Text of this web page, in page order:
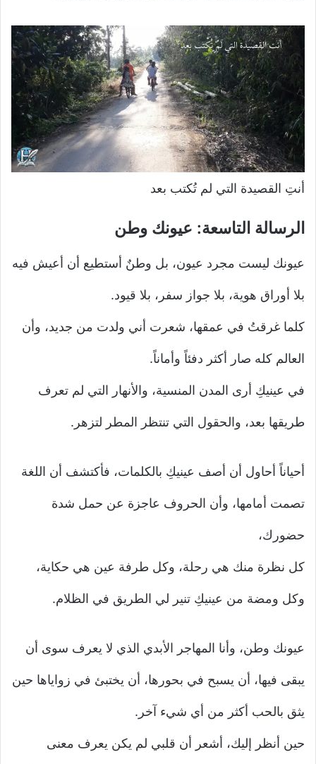
أنتِ القصيدة التي لم تُكتب بعد
الرسالة التاسعة: عيونك وطن
عيونك ليست مجرد عيون، بل وطنٌ أستطيع أن أعيش فيه
بلا أوراق هوية، بلا جواز سفر، بلا قيود.
كلما غرقتُ في عمقها، شعرت أني ولدت من جديد، وأن
العالم كله صار أكثر دفئاً وأماناً.
في عينيكِ أرى المدن المنسية، والأنهار التي لم تعرف
طريقها بعد، والحقول التي تنتظر المطر لتزهر.
أحياناً أحاول أن أصف عينيكِ بالكلمات، فأكتشف أن اللغة
تصمت أمامها، وأن الحروف عاجزة عن حمل شدة
حضورك،
كل نظرة منك هي رحلة، وكل طرفة عين هي حكاية،
وكل ومضة من عينيكِ تنير لي الطريق في الظلام.
عيونك وطن، وأنا المهاجر الأبدي الذي لا يعرف سوى أن
يبقى فيها، أن يسبح في بحورها، أن يختبئ في زواياها حين
يثق بالحب أكثر من أي شيء آخر.
حين أنظر إليك، أشعر أن قلبي لم يكن يعرف معنى